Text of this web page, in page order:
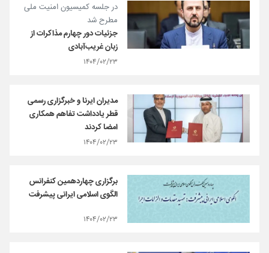
در جلسه کمیسیون امنیت ملی
مطرح شد
جزئیات دور چهارم مذاکرات از
زبان غریب‌آبادی
۱۴۰۴/۰۲/۲۳
مدیران ایرنا و خبرگزاری رسمی
قطر یادداشت تفاهم همکاری
امضا کردند
۱۴۰۴/۰۲/۲۳
برگزاری چهاردهمین کنفرانس
الگوی اسلامی ایرانی پیشرفت
۱۴۰۴/۰۲/۲۳